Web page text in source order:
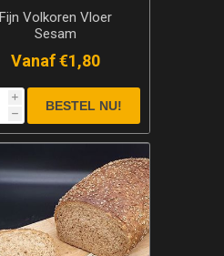
Fijn Volkoren Vloer
Sesam
Vanaf €1,80
i
h